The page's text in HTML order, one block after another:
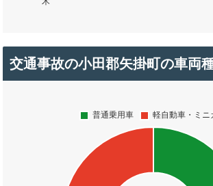
交通事故の小田郡矢掛町の車両